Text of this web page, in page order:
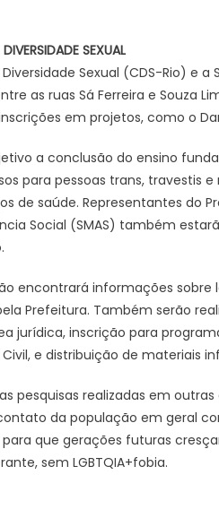
SEXUAL
Sexual (CDS-Rio) e
as ruas Sá Ferreira e Souza
em projetos, como o
a conclusão do ensino
para pessoas trans, travestis
de saúde. Representantes do
Social (SMAS) também
encontrará informações sobre
Prefeitura. Também serão
jurídica, inscrição para
e distribuição de materiais
pesquisas realizadas em outras
da população em geral
que gerações futuras
sem LGBTQIA+fobia.